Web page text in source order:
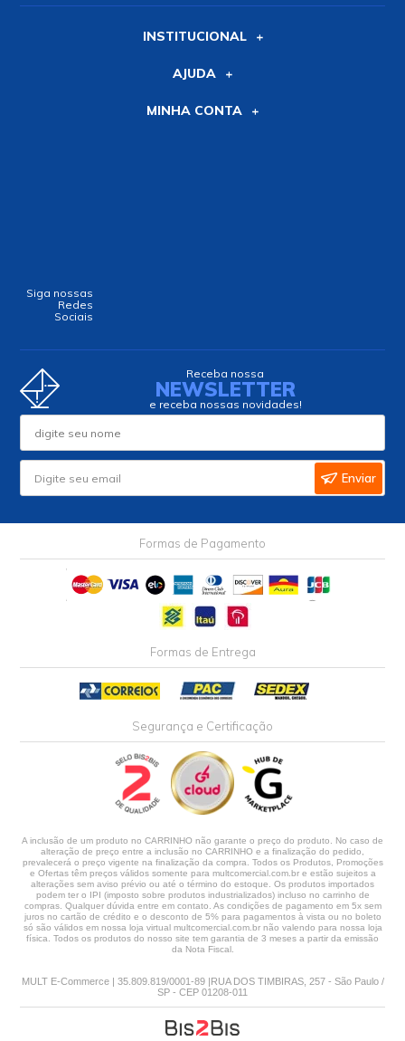
INSTITUCIONAL
AJUDA
MINHA CONTA
Siga nossas
Redes
Sociais
Receba nossa
NEWSLETTER
e receba nossas novidades!
Enviar
Formas de Pagamento
Formas de Entrega
Segurança e Certificação
A inclusão de um produto no CARRINHO não garante o preço do produto. No caso de
alteração de preço entre a inclusão no CARRINHO e a finalização do pedido,
prevalecerá o preço vigente na finalização da compra. Todos os Produtos, Promoções
e Ofertas têm preços válidos somente para multcomercial.com.br e estão sujeitos a
alterações sem aviso prévio ou até o término do estoque. Os produtos importados
podem ter o IPI (imposto sobre produtos industrializados) incluso no carrinho de
compras. Qualquer dúvida entre em contato. As condições de pagamento em 5x sem
juros no cartão de crédito e o desconto de 5% para pagamentos à vista ou no boleto
só são válidos em nossa loja virtual multcomercial.com.br não valendo para nossa loja
física. Todos os produtos do nosso site tem garantia de 3 meses a partir da emissão
da Nota Fiscal.
MULT E-Commerce | 35.809.819/0001-89 |RUA DOS TIMBIRAS, 257 - São Paulo /
SP - CEP 01208-011